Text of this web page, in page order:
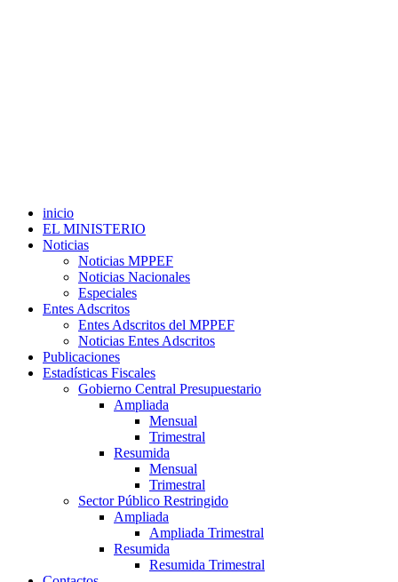
inicio
EL MINISTERIO
Noticias
Noticias MPPEF
Noticias Nacionales
Especiales
Entes Adscritos
Entes Adscritos del MPPEF
Noticias Entes Adscritos
Publicaciones
Estadísticas Fiscales
Gobierno Central Presupuestario
Ampliada
Mensual
Trimestral
Resumida
Mensual
Trimestral
Sector Público Restringido
Ampliada
Ampliada Trimestral
Resumida
Resumida Trimestral